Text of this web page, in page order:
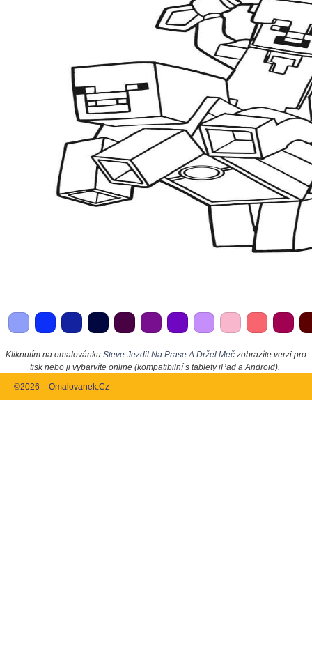
Kliknutím na omalovánku Steve Jezdil Na Prase A Držel Meč zobrazíte verzi pro
tisk nebo ji vybarvíte online (kompatibilní s tablety iPad a Android).
©2026 – Omalovanek.Cz